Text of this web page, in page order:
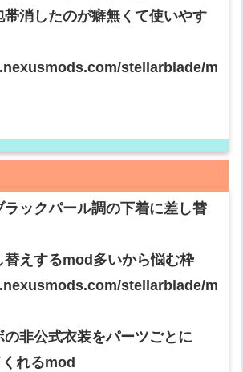
帯消したのが癖無くて使いやす
stellarblade/m
ラックパール調の下着に差し替
替えするmod多いから悩む枠
stellarblade/m
の非公式衣装をパーツごとに
れるmod